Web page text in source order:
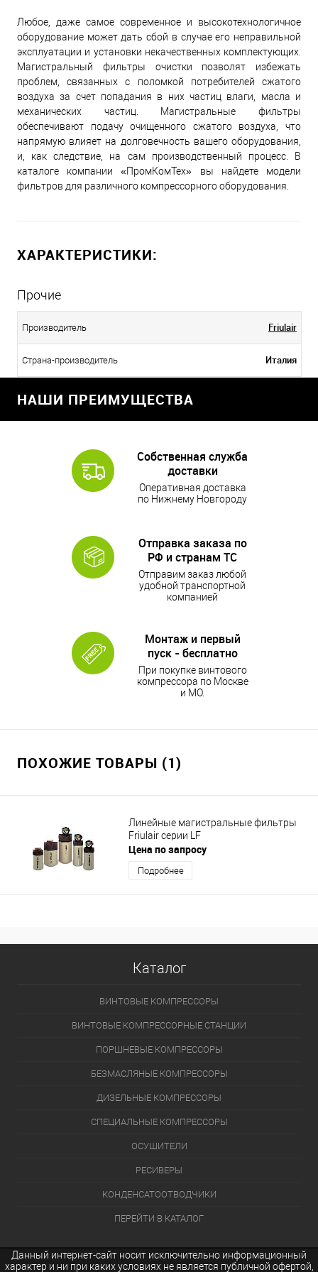
Любое, даже самое современное и высокотехнологичное
оборудование может дать сбой в случае его неправильной
эксплуатации и установки некачественных комплектующих.
Магистральный фильтры очистки позволят избежать
проблем, связанных с поломкой потребителей сжатого
воздуха за счет попадания в них частиц влаги, масла и
механических частиц. Магистральные фильтры
обеспечивают подачу очищенного сжатого воздуха, что
напрямую влияет на долговечность вашего оборудования,
и, как следствие, на сам производственный процесс. В
каталоге компании «ПромКомТех» вы найдете модели
фильтров для различного компрессорного оборудования.
ХАРАКТЕРИСТИКИ:
Прочие
Производитель Friulair
Страна-производитель Италия
НАШИ ПРЕИМУЩЕСТВА
Собственная служба
доставки
Оперативная доставка
по Нижнему Новгороду
Отправка заказа по
РФ и странам ТС
Отправим заказ любой
удобной транспортной
компанией
Монтаж и первый
пуск - бесплатно
При покупке винтового
компрессора по Москве
и МО.
ПОХОЖИЕ ТОВАРЫ (1)
Линейные магистральные фильтры
Friulair серии LF
Цена по запросу
Подробнее
Каталог
ВИНТОВЫЕ КОМПРЕССОРЫ
ВИНТОВЫЕ КОМПРЕССОРНЫЕ СТАНЦИИ
ПОРШНЕВЫЕ КОМПРЕССОРЫ
БЕЗМАСЛЯНЫЕ КОМПРЕССОРЫ
ДИЗЕЛЬНЫЕ КОМПРЕССОРЫ
СПЕЦИАЛЬНЫЕ КОМПРЕССОРЫ
ОСУШИТЕЛИ
РЕСИВЕРЫ
КОНДЕНСАТООТВОДЧИКИ
ПЕРЕЙТИ В КАТАЛОГ
Данный интернет-сайт носит исключительно информационный
характер и ни при каких условиях не является публичной офертой,